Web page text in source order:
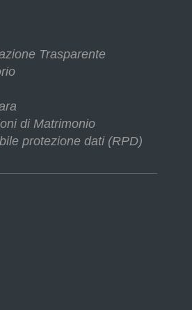
Trasparente
di Matrimonio
protezione dati (RPD)